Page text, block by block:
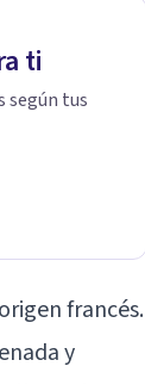
ti
según tus
francés.
y